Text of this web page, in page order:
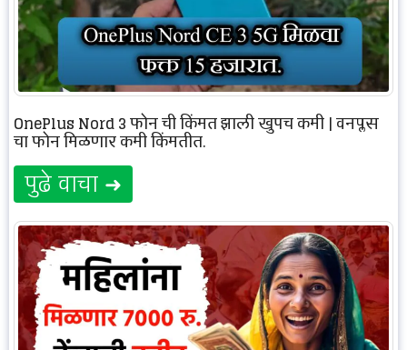
OnePlus Nord 3 फोन ची किंमत झाली खुपच कमी | वनप्लस
चा फोन मिळणार कमी किंमतीत.
पुढे वाचा ➜